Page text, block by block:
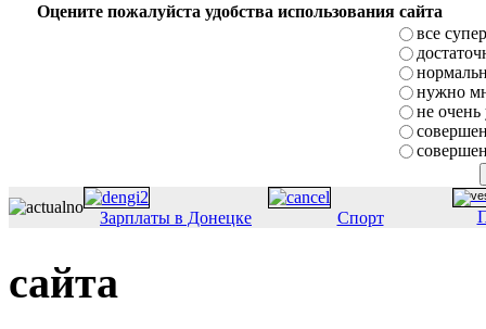
Оцените пожалуйста удобства использования сайта
все супер
нужно
не очень
Зарплаты в Донецке Спорт
сайта